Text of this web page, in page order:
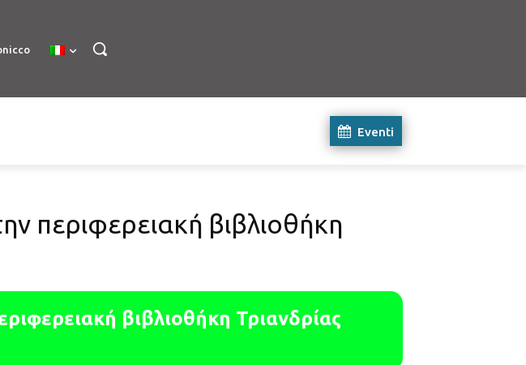
Eventi
περιφερειακή βιβλιοθήκη
βιβλιοθήκη Τριανδρίας